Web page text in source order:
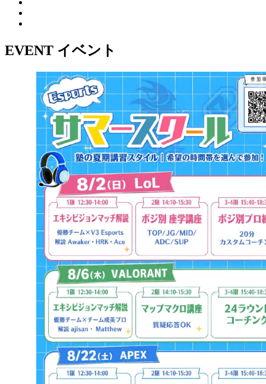
EVENT イベント